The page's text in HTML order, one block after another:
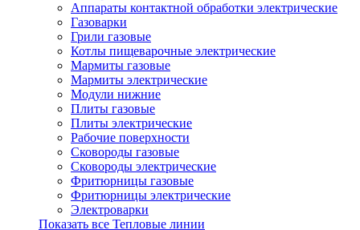
Аппараты контактной обработки электрические
Газоварки
Грили газовые
Котлы пищеварочные электрические
Мармиты газовые
Мармиты электрические
Модули нижние
Плиты газовые
Плиты электрические
Рабочие поверхности
Сковороды газовые
Сковороды электрические
Фритюрницы газовые
Фритюрницы электрические
Электроварки
Показать все Тепловые линии